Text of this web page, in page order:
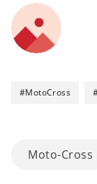
Moto-Cross
#MotoCross